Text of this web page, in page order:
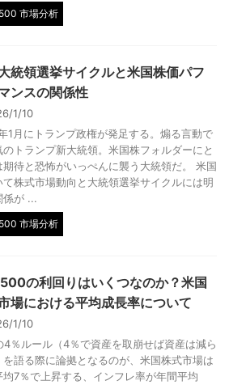
市場分析
統領選挙サイクルと米国株価パフ
ンスの関係性
1/10
1月にトランプ政権が発足する。煽る言動で
のトランプ新大統領。米国株フォルダーにと
期待と恐怖がいっぺんに襲う大統領だ。 米国
て株式市場動向と大統領選挙サイクルには明
係が ...
市場分析
の利回りはいくつなのか？米国
場における平均成長率について
1/10
4％ルール（4％で資産を取崩せば資産は減ら
を語る際に論拠となるのが、米国株式市場は
均7％で上昇する、インフレ率が年間平均